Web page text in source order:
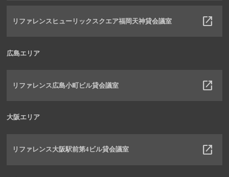
リファレンスヒューリックスクエア福岡天神貸会議室
広島エリア
リファレンス広島小町ビル貸会議室
大阪エリア
リファレンス大阪駅前第4ビル貸会議室